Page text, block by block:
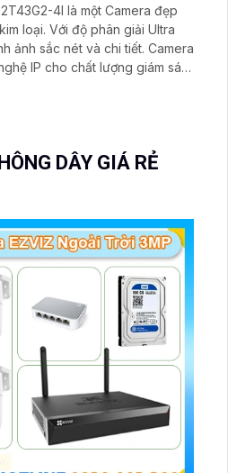
4I là một Camera đẹp
giải Ultra
sắc nét và chi tiết. Camera
IP cho chất lượng giám sát
DÂY GIÁ RẺ